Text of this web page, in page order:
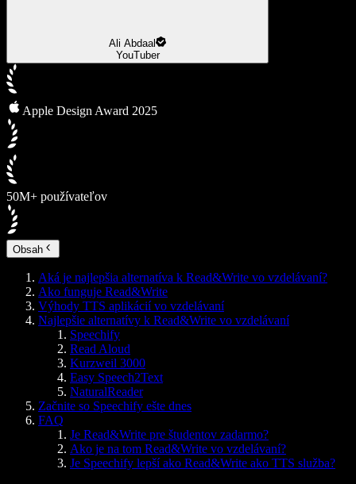
Ali Abdaal
YouTuber
Apple Design Award 2025
50M+ používateľov
Obsah
Aká je najlepšia alternatíva k Read&Write vo vzdelávaní?
Ako funguje Read&Write
Výhody TTS aplikácií vo vzdelávaní
Najlepšie alternatívy k Read&Write vo vzdelávaní
Speechify
Read Aloud
Kurzweil 3000
Easy Speech2Text
NaturalReader
Začnite so Speechify ešte dnes
FAQ
Je Read&Write pre študentov zadarmo?
Ako je na tom Read&Write vo vzdelávaní?
Je Speechify lepší ako Read&Write ako TTS služba?